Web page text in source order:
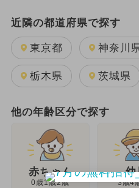
近隣の都道府県で探す
東京都 神奈川
栃木県 茨城県
他の年齢区分で探す
赤ちゃん
0歳1歳2歳
幼
3歳4